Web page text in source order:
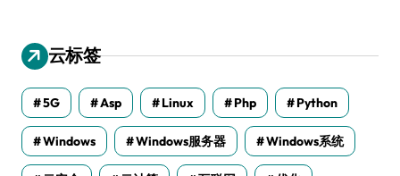
云标签
5G Asp Linux Php Python
Windows Windows服务器 Windows系统